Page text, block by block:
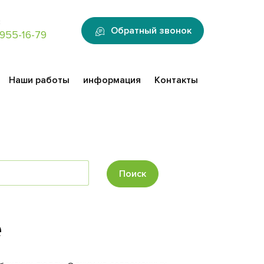
16-79 Обратный звонок
Наши работы информация Контакты
Поиск